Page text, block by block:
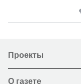
Проекты
О газете